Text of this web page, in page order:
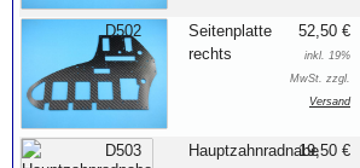
D502
Seitenplatte
rechts
52,50 €
inkl. 19%
MwSt. zzgl.
Versand
D503 Hauptzahnradnabe19,50 €